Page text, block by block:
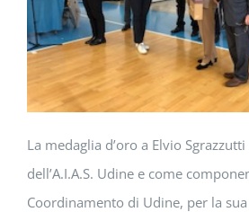
La medaglia d’oro a Elvio
dell’A.I.A.S. Udine e come
Coordinamento di Udine, per la